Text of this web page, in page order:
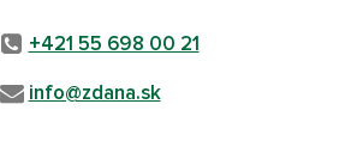
+421 55 698 00 21
info@zdana.sk